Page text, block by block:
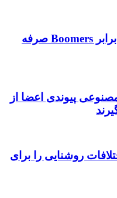
چرا Millennials ها باید دو برابر Boomers صرفه
پیوندی اعضا از
روشنایی را برای